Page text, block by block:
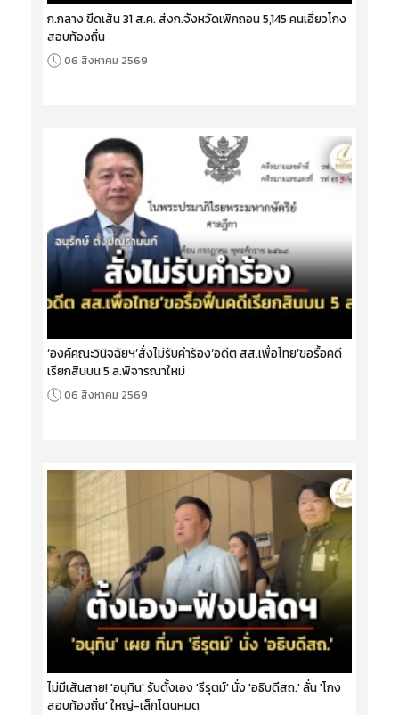
ก.กลาง ขีดเส้น 31 ส.ค. ส่งก.จังหวัดเพิกถอน 5,145 คนเอี่ยวโกง
สอบท้องถิ่น
06 สิงหาคม 2569
‘องค์คณะวินิจฉัยฯ’สั่งไม่รับคำร้อง‘อดีต สส.เพื่อไทย’ขอรื้อคดี
เรียกสินบน 5 ล.พิจารณาใหม่
06 สิงหาคม 2569
ไม่มีเส้นสาย! 'อนุทิน' รับตั้งเอง 'ธีรุตม์' นั่ง 'อธิบดีสถ.' ลั่น 'โกง
สอบท้องถิ่น' ใหญ่-เล็กโดนหมด